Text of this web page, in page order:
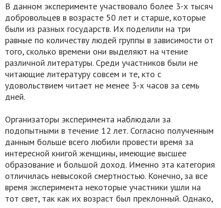
В данном эксперименте участвовало более 3-х тысяч
добровольцев в возрасте 50 лет и старше, которые
были из разных государств. Их поделили на три
равные по количеству людей группы в зависимости от
того, сколько времени они выделяют на чтение
различной литературы. Среди участников были не
читающие литературу совсем и те, кто с
удовольствием читает не менее 3-х часов за семь
дней.
Организаторы эксперимента наблюдали за
подопытными в течение 12 лет. Согласно полученным
данным больше всего любили провести время за
интересной книгой женщины, имеющие высшее
образование и большой доход. Именно эта категория
отличилась невысокой смертностью. Конечно, за все
время эксперимента некоторые участники ушли на
тот свет, так как их возраст был преклонный. Однако,